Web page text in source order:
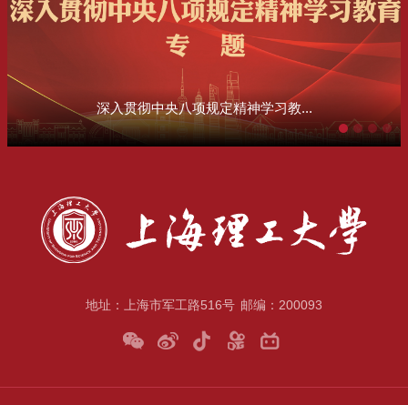
地址：上海市军工路516号 邮编：200093
深入贯彻中央八项规定精神学习教...